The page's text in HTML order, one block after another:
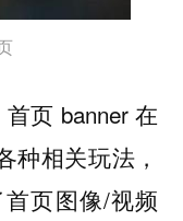
页 banner 在
种相关玩法，
首页图像/视频